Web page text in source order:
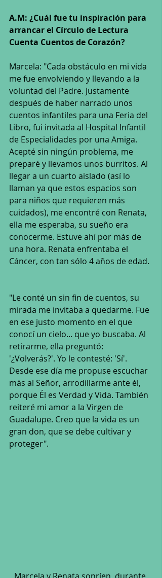
A.M: ¿Cuál fue tu inspiración para
arrancar el Círculo de Lectura
Cuenta Cuentos de Corazón?
Marcela: "Cada obstáculo en mi vida
me fue envolviendo y llevando a la
voluntad del Padre. Justamente
después de haber narrado unos
cuentos infantiles para una Feria del
Libro, fui invitada al Hospital Infantil
de Especialidades por una Amiga.
Acepté sin ningún problema, me
preparé y llevamos unos burritos. Al
llegar a un cuarto aislado (así lo
llaman ya que estos espacios son
para niños que requieren más
cuidados), me encontré con Renata,
ella me esperaba, su sueño era
conocerme. Estuve ahí por más de
una hora. Renata enfrentaba el
Cáncer, con tan sólo 4 años de edad.
"Le conté un sin fin de cuentos, su
mirada me invitaba a quedarme. Fue
en ese justo momento en el que
conocí un cielo... que yo buscaba. Al
retirarme, ella preguntó:
'¿Volverás?'. Yo le contesté: 'Sí'.
Desde ese día me propuse escuchar
más al Señor, arrodillarme ante él,
porque Él es Verdad y Vida. También
reiteré mi amor a la Virgen de
Guadalupe. Creo que la vida es un
gran don, que se debe cultivar y
proteger".